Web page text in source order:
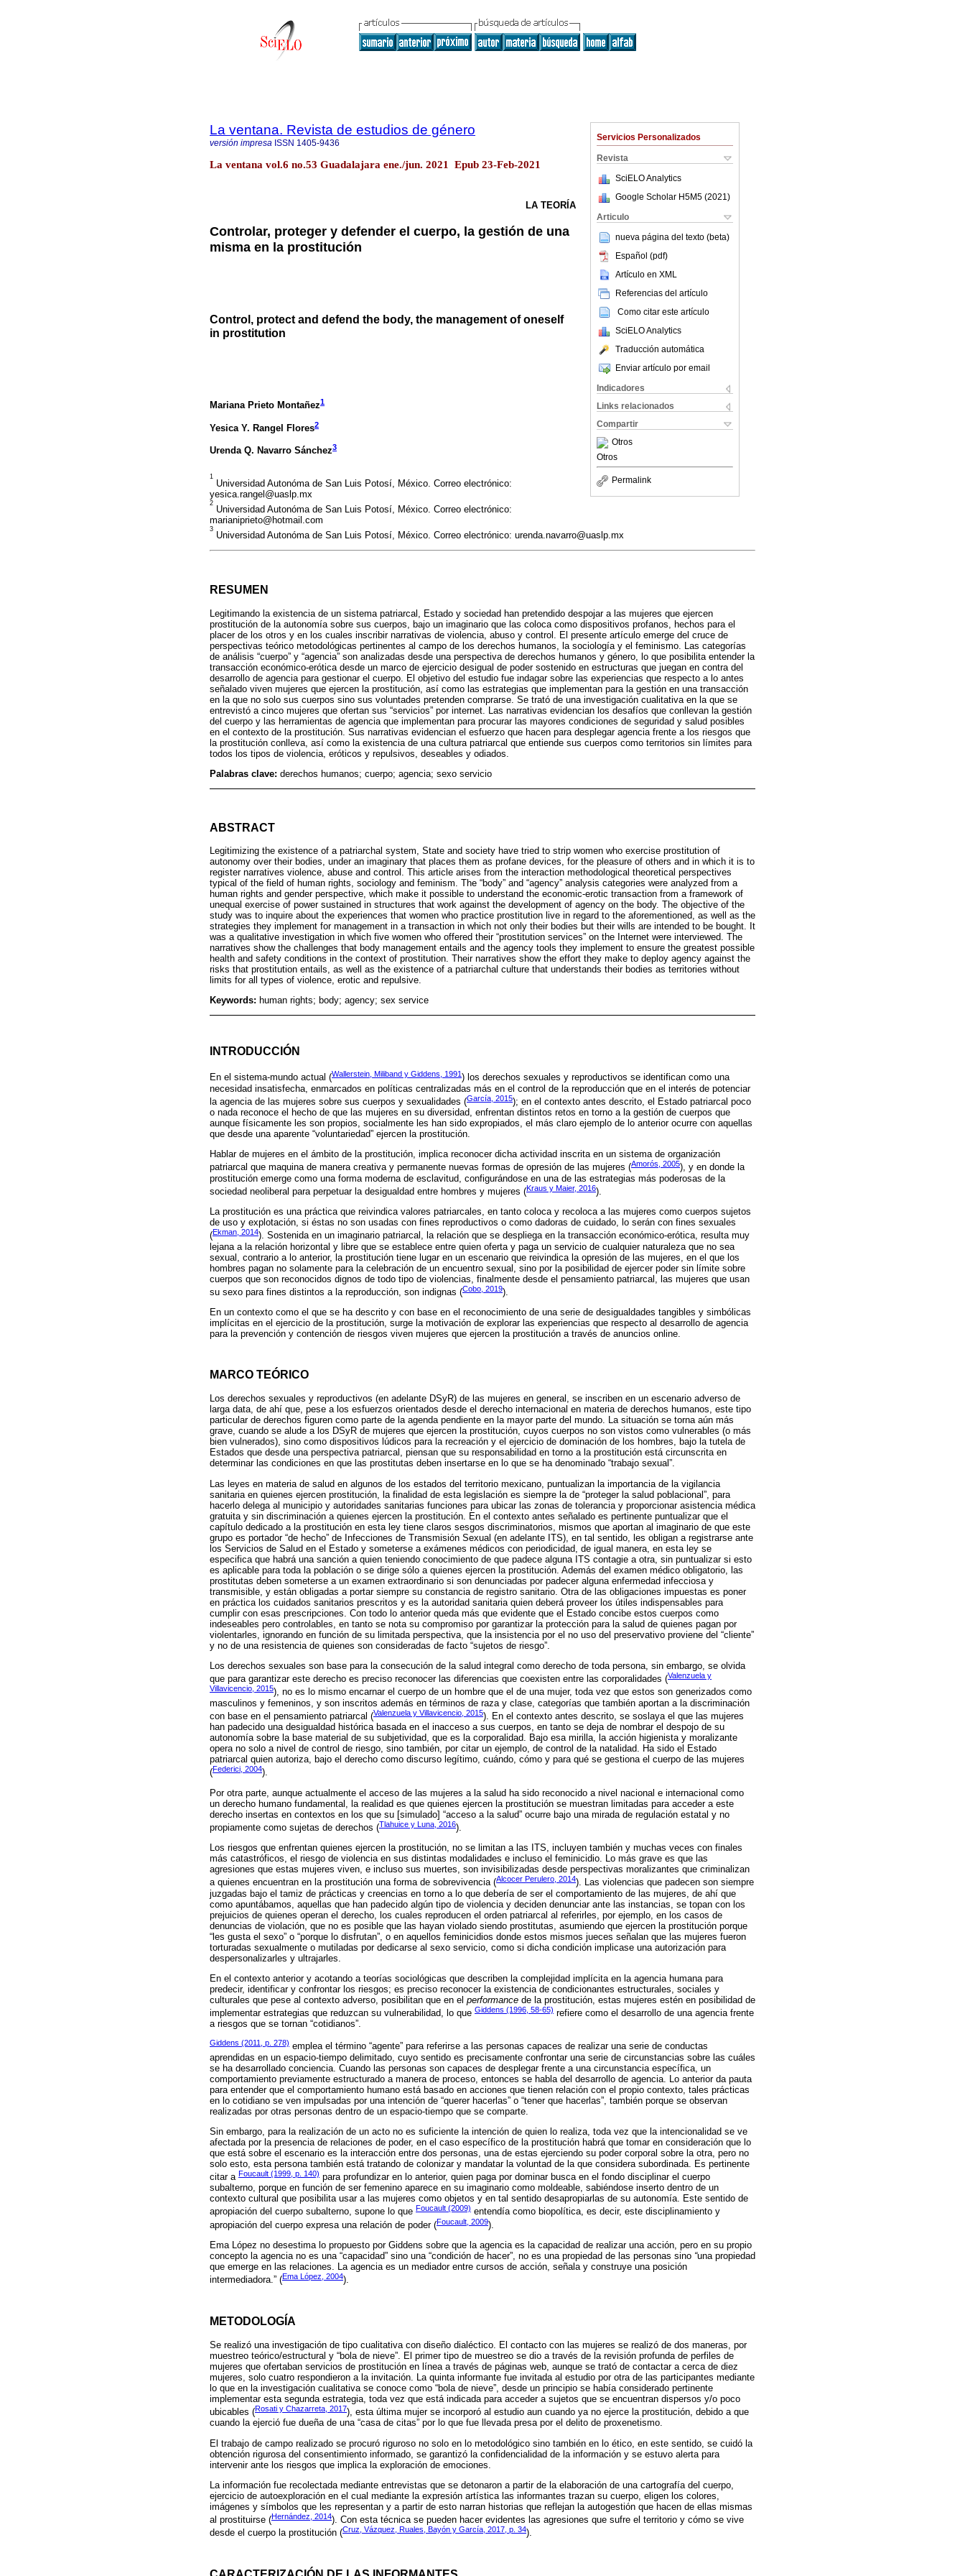
Servicios Personalizados
Revista
SciELO Analytics
Google Scholar H5M5 (2021 )
Articulo
nueva página del texto (beta)
Español (pdf)
Artículo en XML
Referencias del artículo
Como citar este artículo
SciELO Analytics
Traducción automática
Enviar artículo por email
Indicadores
Links relacionados
Compartir
Otros
Otros
Permalink
La ventana. Revista de estudios de género
versión impresa ISSN 1405-9436
La ventana vol.6 no.53 Guadalajara ene./jun. 2021 Epub 23-Feb-2021
LA TEORÍA
Controlar, proteger y defender el cuerpo, la gestión de una
misma en la prostitución
Control, protect and defend the body, the management of oneself
in prostitution
Mariana Prieto Montañez1
Yesica Y. Rangel Flores2
Urenda Q. Navarro Sánchez3
1
Universidad Autonóma de San Luis Potosí, México. Correo electrónico:
yesica.rangel@uaslp.mx
2
Universidad Autonóma de San Luis Potosí, México. Correo electrónico:
marianiprieto@hotmail.com
3
Universidad Autonóma de San Luis Potosí, México. Correo electrónico: urenda.navarro@uaslp.mx
RESUMEN
Legitimando la existencia de un sistema patriarcal, Estado y sociedad han pretendido despojar a las mujeres que ejercen
prostitución de la autonomía sobre sus cuerpos, bajo un imaginario que las coloca como dispositivos profanos, hechos para el
placer de los otros y en los cuales inscribir narrativas de violencia, abuso y control. El presente artículo emerge del cruce de
perspectivas teórico metodológicas pertinentes al campo de los derechos humanos, la sociología y el feminismo. Las categorías
de análisis “cuerpo” y “agencia” son analizadas desde una perspectiva de derechos humanos y género, lo que posibilita entender la
transacción económico-erótica desde un marco de ejercicio desigual de poder sostenido en estructuras que juegan en contra del
desarrollo de agencia para gestionar el cuerpo. El objetivo del estudio fue indagar sobre las experiencias que respecto a lo antes
señalado viven mujeres que ejercen la prostitución, así como las estrategias que implementan para la gestión en una transacción
en la que no solo sus cuerpos sino sus voluntades pretenden comprarse. Se trató de una investigación cualitativa en la que se
entrevistó a cinco mujeres que ofertan sus “servicios” por internet. Las narrativas evidencian los desafíos que conllevan la gestión
del cuerpo y las herramientas de agencia que implementan para procurar las mayores condiciones de seguridad y salud posibles
en el contexto de la prostitución. Sus narrativas evidencian el esfuerzo que hacen para desplegar agencia frente a los riesgos que
la prostitución conlleva, así como la existencia de una cultura patriarcal que entiende sus cuerpos como territorios sin límites para
todos los tipos de violencia, eróticos y repulsivos, deseables y odiados.
Palabras clave: derechos humanos; cuerpo; agencia; sexo servicio
ABSTRACT
Legitimizing the existence of a patriarchal system, State and society have tried to strip women who exercise prostitution of
autonomy over their bodies, under an imaginary that places them as profane devices, for the pleasure of others and in which it is to
register narratives violence, abuse and control. This article arises from the interaction methodological theoretical perspectives
typical of the field of human rights, sociology and feminism. The “body” and “agency” analysis categories were analyzed from a
human rights and gender perspective, which make it possible to understand the economic-erotic transaction from a framework of
unequal exercise of power sustained in structures that work against the development of agency on the body. The objective of the
study was to inquire about the experiences that women who practice prostitution live in regard to the aforementioned, as well as the
strategies they implement for management in a transaction in which not only their bodies but their wills are intended to be bought. It
was a qualitative investigation in which five women who offered their “prostitution services” on the Internet were interviewed. The
narratives show the challenges that body management entails and the agency tools they implement to ensure the greatest possible
health and safety conditions in the context of prostitution. Their narratives show the effort they make to deploy agency against the
risks that prostitution entails, as well as the existence of a patriarchal culture that understands their bodies as territories without
limits for all types of violence, erotic and repulsive.
Keywords: human rights; body; agency; sex service
INTRODUCCIÓN
En el sistema-mundo actual (Wallerstein, Miliband y Giddens, 1991 ) los derechos sexuales y reproductivos se identifican como una
necesidad insatisfecha, enmarcados en políticas centralizadas más en el control de la reproducción que en el interés de potenciar
la agencia de las mujeres sobre sus cuerpos y sexualidades (García, 2015); en el contexto antes descrito, el Estado patriarcal poco
o nada reconoce el hecho de que las mujeres en su diversidad, enfrentan distintos retos en torno a la gestión de cuerpos que
aunque físicamente les son propios, socialmente les han sido expropiados, el más claro ejemplo de lo anterior ocurre con aquellas
que desde una aparente “voluntariedad” ejercen la prostitución.
Hablar de mujeres en el ámbito de la prostitución, implica reconocer dicha actividad inscrita en un sistema de organización
patriarcal que maquina de manera creativa y permanente nuevas formas de opresión de las mujeres (Amorós, 2005), y en donde la
prostitución emerge como una forma moderna de esclavitud, configurándose en una de las estrategias más poderosas de la
sociedad neoliberal para perpetuar la desigualdad entre hombres y mujeres (Kraus y Maier, 2016).
La prostitución es una práctica que reivindica valores patriarcales, en tanto coloca y recoloca a las mujeres como cuerpos sujetos
de uso y explotación, si éstas no son usadas con fines reproductivos o como dadoras de cuidado, lo serán con fines sexuales
(Ekman, 2014). Sostenida en un imaginario patriarcal, la relación que se despliega en la transacción económico-erótica, resulta muy
lejana a la relación horizontal y libre que se establece entre quien oferta y paga un servicio de cualquier naturaleza que no sea
sexual, contrario a lo anterior, la prostitución tiene lugar en un escenario que reivindica la opresión de las mujeres, en el que los
hombres pagan no solamente para la celebración de un encuentro sexual, sino por la posibilidad de ejercer poder sin límite sobre
cuerpos que son reconocidos dignos de todo tipo de violencias, finalmente desde el pensamiento patriarcal, las mujeres que usan
su sexo para fines distintos a la reproducción, son indignas (Cobo, 2019).
En un contexto como el que se ha descrito y con base en el reconocimiento de una serie de desigualdades tangibles y simbólicas
implícitas en el ejercicio de la prostitución, surge la motivación de explorar las experiencias que respecto al desarrollo de agencia
para la prevención y contención de riesgos viven mujeres que ejercen la prostitución a través de anuncios online.
MARCO TEÓRICO
Los derechos sexuales y reproductivos (en adelante DSyR) de las mujeres en general, se inscriben en un escenario adverso de
larga data, de ahí que, pese a los esfuerzos orientados desde el derecho internacional en materia de derechos humanos, este tipo
particular de derechos figuren como parte de la agenda pendiente en la mayor parte del mundo. La situación se torna aún más
grave, cuando se alude a los DSyR de mujeres que ejercen la prostitución, cuyos cuerpos no son vistos como vulnerables (o más
bien vulnerados), sino como dispositivos lúdicos para la recreación y el ejercicio de dominación de los hombres, bajo la tutela de
Estados que desde una perspectiva patriarcal, piensan que su responsabilidad en torno a la prostitución está circunscrita en
determinar las condiciones en que las prostitutas deben insertarse en lo que se ha denominado “trabajo sexual”.
Las leyes en materia de salud en algunos de los estados del territorio mexicano, puntualizan la importancia de la vigilancia
sanitaria en quienes ejercen prostitución, la finalidad de esta legislación es siempre la de “proteger la salud poblacional”, para
hacerlo delega al municipio y autoridades sanitarias funciones para ubicar las zonas de tolerancia y proporcionar asistencia médica
gratuita y sin discriminación a quienes ejercen la prostitución. En el contexto antes señalado es pertinente puntualizar que el
capítulo dedicado a la prostitución en esta ley tiene claros sesgos discriminatorios, mismos que aportan al imaginario de que este
grupo es portador “de hecho” de Infecciones de Transmisión Sexual (en adelante ITS), en tal sentido, les obligan a registrarse ante
los Servicios de Salud en el Estado y someterse a exámenes médicos con periodicidad, de igual manera, en esta ley se
especifica que habrá una sanción a quien teniendo conocimiento de que padece alguna ITS contagie a otra, sin puntualizar si esto
es aplicable para toda la población o se dirige sólo a quienes ejercen la prostitución. Además del examen médico obligatorio, las
prostitutas deben someterse a un examen extraordinario si son denunciadas por padecer alguna enfermedad infecciosa y
transmisible, y están obligadas a portar siempre su constancia de registro sanitario. Otra de las obligaciones impuestas es poner
en práctica los cuidados sanitarios prescritos y es la autoridad sanitaria quien deberá proveer los útiles indispensables para
cumplir con esas prescripciones. Con todo lo anterior queda más que evidente que el Estado concibe estos cuerpos como
indeseables pero controlables, en tanto se nota su compromiso por garantizar la protección para la salud de quienes pagan por
violentarles, ignorando en función de su limitada perspectiva, que la insistencia por el no uso del preservativo proviene del “cliente”
y no de una resistencia de quienes son consideradas de facto “sujetos de riesgo”.
Los derechos sexuales son base para la consecución de la salud integral como derecho de toda persona, sin embargo, se olvida
que para garantizar este derecho es preciso reconocer las diferencias que coexisten entre las corporalidades (Valenzuela y
Villavicencio, 2015), no es lo mismo encarnar el cuerpo de un hombre que el de una mujer, toda vez que estos son generizados como
masculinos y femeninos, y son inscritos además en términos de raza y clase, categorías que también aportan a la discriminación
con base en el pensamiento patriarcal (Valenzuela y Villavicencio, 2015). En el contexto antes descrito, se soslaya el que las mujeres
han padecido una desigualdad histórica basada en el inacceso a sus cuerpos, en tanto se deja de nombrar el despojo de su
autonomía sobre la base material de su subjetividad, que es la corporalidad. Bajo esa mirilla, la acción higienista y moralizante
opera no solo a nivel de control de riesgo, sino también, por citar un ejemplo, de control de la natalidad. Ha sido el Estado
patriarcal quien autoriza, bajo el derecho como discurso legítimo, cuándo, cómo y para qué se gestiona el cuerpo de las mujeres
(Federici, 2004).
Por otra parte, aunque actualmente el acceso de las mujeres a la salud ha sido reconocido a nivel nacional e internacional como
un derecho humano fundamental, la realidad es que quienes ejercen la prostitución se muestran limitadas para acceder a este
derecho insertas en contextos en los que su [simulado] “acceso a la salud” ocurre bajo una mirada de regulación estatal y no
propiamente como sujetas de derechos (Tlahuice y Luna, 2016).
Los riesgos que enfrentan quienes ejercen la prostitución, no se limitan a las ITS, incluyen también y muchas veces con finales
más catastróficos, el riesgo de violencia en sus distintas modalidades e incluso el feminicidio. Lo más grave es que las
agresiones que estas mujeres viven, e incluso sus muertes, son invisibilizadas desde perspectivas moralizantes que criminalizan
a quienes encuentran en la prostitución una forma de sobrevivencia (Alcocer Perulero, 2014). Las violencias que padecen son siempre
juzgadas bajo el tamiz de prácticas y creencias en torno a lo que debería de ser el comportamiento de las mujeres, de ahí que
como apuntábamos, aquellas que han padecido algún tipo de violencia y deciden denunciar ante las instancias, se topan con los
prejuicios de quienes operan el derecho, los cuales reproducen el orden patriarcal al referirles, por ejemplo, en los casos de
denuncias de violación, que no es posible que las hayan violado siendo prostitutas, asumiendo que ejercen la prostitución porque
“les gusta el sexo” o “porque lo disfrutan”, o en aquellos feminicidios donde estos mismos jueces señalan que las mujeres fueron
torturadas sexualmente o mutiladas por dedicarse al sexo servicio, como si dicha condición implicase una autorización para
despersonalizarles y ultrajarles.
En el contexto anterior y acotando a teorías sociológicas que describen la complejidad implícita en la agencia humana para
predecir, identificar y confrontar los riesgos; es preciso reconocer la existencia de condicionantes estructurales, sociales y
culturales que pese al contexto adverso, posibilitan que en el performance de la prostitución, estas mujeres estén en posibilidad de
implementar estrategias que reduzcan su vulnerabilidad, lo que Giddens (1996, 58-65) refiere como el desarrollo de una agencia frente
a riesgos que se tornan “cotidianos”.
Giddens (2011, p. 278) emplea el término “agente” para referirse a las personas capaces de realizar una serie de conductas
aprendidas en un espacio-tiempo delimitado, cuyo sentido es precisamente confrontar una serie de circunstancias sobre las cuáles
se ha desarrollado conciencia. Cuando las personas son capaces de desplegar frente a una circunstancia específica, un
comportamiento previamente estructurado a manera de proceso, entonces se habla del desarrollo de agencia. Lo anterior da pauta
para entender que el comportamiento humano está basado en acciones que tienen relación con el propio contexto, tales prácticas
en lo cotidiano se ven impulsadas por una intención de “querer hacerlas” o “tener que hacerlas”, también porque se observan
realizadas por otras personas dentro de un espacio-tiempo que se comparte.
Sin embargo, para la realización de un acto no es suficiente la intención de quien lo realiza, toda vez que la intencionalidad se ve
afectada por la presencia de relaciones de poder, en el caso específico de la prostitución habrá que tomar en consideración que lo
que está sobre el escenario es la interacción entre dos personas, una de estas ejerciendo su poder corporal sobre la otra, pero no
solo esto, esta persona también está tratando de colonizar y mandatar la voluntad de la que considera subordinada. Es pertinente
citar a Foucault (1999, p. 140) para profundizar en lo anterior, quien paga por dominar busca en el fondo disciplinar el cuerpo
subalterno, porque en función de ser femenino aparece en su imaginario como moldeable, sabiéndose inserto dentro de un
contexto cultural que posibilita usar a las mujeres como objetos y en tal sentido desapropiarlas de su autonomía. Este sentido de
apropiación del cuerpo subalterno, supone lo que Foucault (2009) entendía como biopolítica, es decir, este disciplinamiento y
apropiación del cuerpo expresa una relación de poder (Foucault, 2009).
Ema López no desestima lo propuesto por Giddens sobre que la agencia es la capacidad de realizar una acción, pero en su propio
concepto la agencia no es una “capacidad” sino una “condición de hacer”, no es una propiedad de las personas sino “una propiedad
que emerge en las relaciones. La agencia es un mediador entre cursos de acción, señala y construye una posición
intermediadora.” (Ema López, 2004).
METODOLOGÍA
Se realizó una investigación de tipo cualitativa con diseño dialéctico. El contacto con las mujeres se realizó de dos maneras, por
muestreo teórico/estructural y “bola de nieve”. El primer tipo de muestreo se dio a través de la revisión profunda de perfiles de
mujeres que ofertaban servicios de prostitución en línea a través de páginas web, aunque se trató de contactar a cerca de diez
mujeres, solo cuatro respondieron a la invitación. La quinta informante fue invitada al estudio por otra de las participantes mediante
lo que en la investigación cualitativa se conoce como “bola de nieve”, desde un principio se había considerado pertinente
implementar esta segunda estrategia, toda vez que está indicada para acceder a sujetos que se encuentran dispersos y/o poco
ubicables (Rosati y Chazarreta, 2017), esta última mujer se incorporó al estudio aun cuando ya no ejerce la prostitución, debido a que
cuando la ejerció fue dueña de una “casa de citas” por lo que fue llevada presa por el delito de proxenetismo.
El trabajo de campo realizado se procuró riguroso no solo en lo metodológico sino también en lo ético, en este sentido, se cuidó la
obtención rigurosa del consentimiento informado, se garantizó la confidencialidad de la información y se estuvo alerta para
intervenir ante los riesgos que implica la exploración de emociones.
La información fue recolectada mediante entrevistas que se detonaron a partir de la elaboración de una cartografía del cuerpo,
ejercicio de autoexploración en el cual mediante la expresión artística las informantes trazan su cuerpo, eligen los colores,
imágenes y símbolos que les representan y a partir de esto narran historias que reflejan la autogestión que hacen de ellas mismas
al prostituirse (Hernández, 2014). Con esta técnica se pueden hacer evidentes las agresiones que sufre el territorio y cómo se vive
desde el cuerpo la prostitución (Cruz, Vázquez, Ruales, Bayón y García, 2017, p. 34).